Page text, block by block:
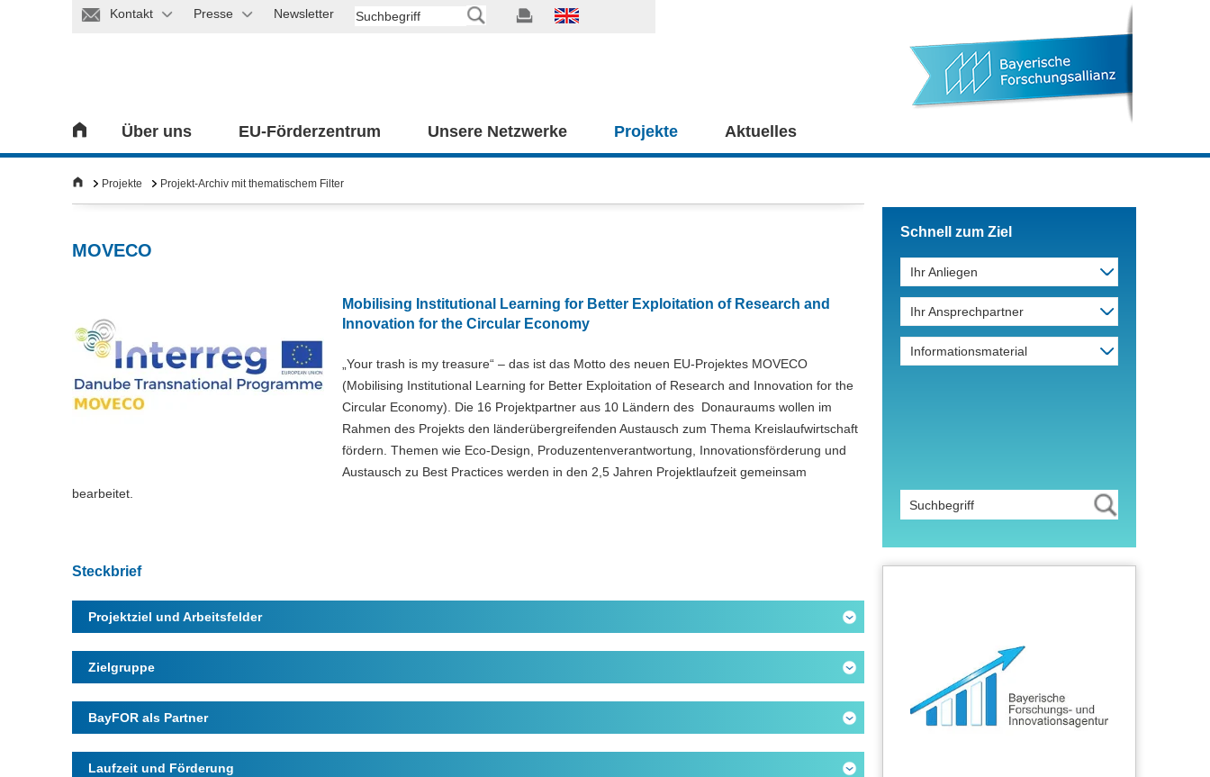
Kontakt Presse Newsletter
Über uns EU-Förderzentrum Unsere Netzwerke Projekte Aktuelles
Projekte Projekt-Archiv mit thematischem Filter
MOVECO
Mobilising Institutional Learning for Better Exploitation of Research and
Innovation for the Circular Economy
„Your trash is my treasure“ – das ist das Motto des neuen EU-Projektes MOVECO
(Mobilising Institutional Learning for Better Exploitation of Research and Innovation for the
Circular Economy). Die 16 Projektpartner aus 10 Ländern des Donauraums wollen im
Rahmen des Projekts den länderübergreifenden Austausch zum Thema Kreislaufwirtschaft
fördern. Themen wie Eco-Design, Produzentenverantwortung, Innovationsförderung und
Austausch zu Best Practices werden in den 2,5 Jahren Projektlaufzeit gemeinsam
bearbeitet.
Steckbrief
Projektziel und Arbeitsfelder
Zielgruppe
BayFOR als Partner
Laufzeit und Förderung
Schnell zum Ziel
Ihr Anliegen
Ihr Ansprechpartner
Informationsmaterial